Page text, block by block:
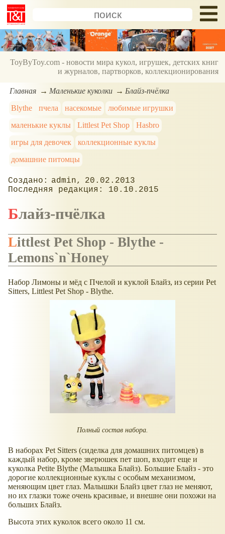
ToyByToy.com - новости мира кукол, игрушек, детских книг
и журналов, партворков, коллекционирования
Главная Маленькие куколки
Блайз-пчёлка
Blythe
пчела насекомые
любимые игрушки
маленькие куклы
Littlest Pet Shop
Hasbro
игры для девочек
коллекционные куклы
домашние питомцы
admin
20.02.2013
10.10.2015
Блайз-пчёлка
Littlest Pet Shop - Blythe -
Lemons`n`Honey
Набор Лимоны и мёд с Пчелой и куклой Блайз, из серии Pet
Sitters, Littlest Pet Shop - Blythe.
Полный состав набора.
В наборах Pet Sitters (сиделка для домашних питомцев) в
каждый набор, кроме зверюшек пет шоп, входит еще и
куколка Petite Blythe (Малышка Блайз). Большие Блайз - это
дорогие коллекционные куклы с особым механизмом,
меняющим цвет глаз. Малышки Блайз цвет глаз не меняют,
но их глазки тоже очень красивые, и внешне они похожи на
больших Блайз.
Высота этих куколок всего около 11 см.